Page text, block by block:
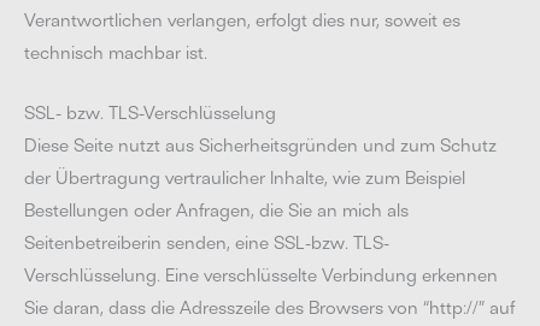
Verantwortlichen verlangen, erfolgt dies nur, soweit es
technisch machbar ist.
SSL- bzw. TLS-Verschlüsselung
Diese Seite nutzt aus Sicherheitsgründen und zum Schutz
der Übertragung vertraulicher Inhalte, wie zum Beispiel
Bestellungen oder Anfragen, die Sie an mich als
Seitenbetreiberin senden, eine SSL-bzw. TLS-
Verschlüsselung. Eine verschlüsselte Verbindung erkennen
Sie daran, dass die Adresszeile des Browsers von “http://” auf